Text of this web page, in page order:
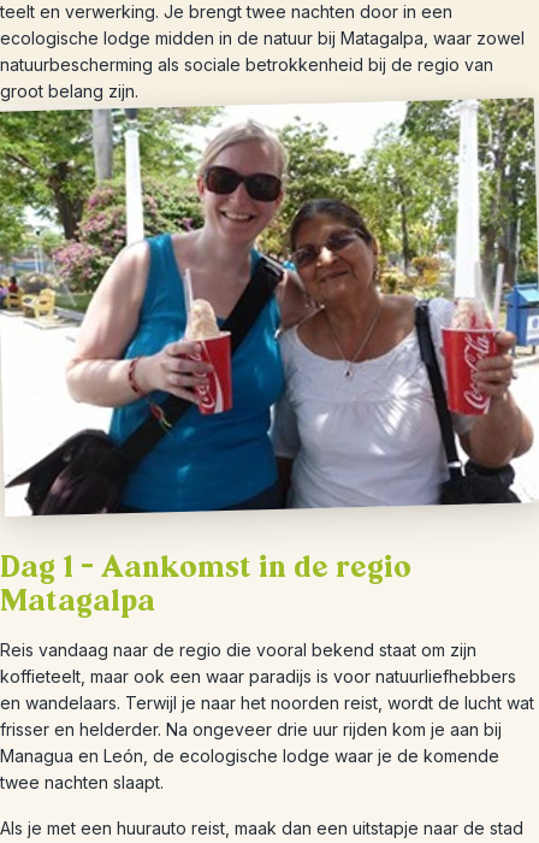
teelt en verwerking. Je brengt twee nachten door in een
ecologische lodge midden in de natuur bij Matagalpa, waar zowel
natuurbescherming als sociale betrokkenheid bij de regio van
groot belang zijn.
Dag 1 – Aankomst in de regio
Matagalpa
Reis vandaag naar de regio die vooral bekend staat om zijn
koffieteelt, maar ook een waar paradijs is voor natuurliefhebbers
en wandelaars. Terwijl je naar het noorden reist, wordt de lucht wat
frisser en helderder. Na ongeveer drie uur rijden kom je aan bij
Managua en León, de ecologische lodge waar je de komende
twee nachten slaapt.
Als je met een huurauto reist, maak dan een uitstapje naar de stad